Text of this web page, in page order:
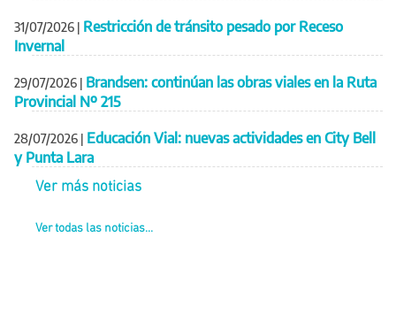
31/07/2026 | Restricción de tránsito pesado por Receso
Invernal
29/07/2026 | Brandsen: continúan las obras viales en la Ruta
Provincial Nº 215
28/07/2026 | Educación Vial: nuevas actividades en City Bell
y Punta Lara
Ver más noticias
Ver todas las noticias...